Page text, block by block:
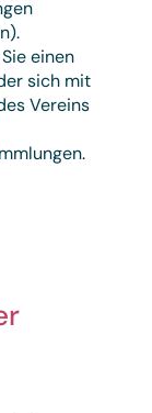
einen
sich mit
Vereins